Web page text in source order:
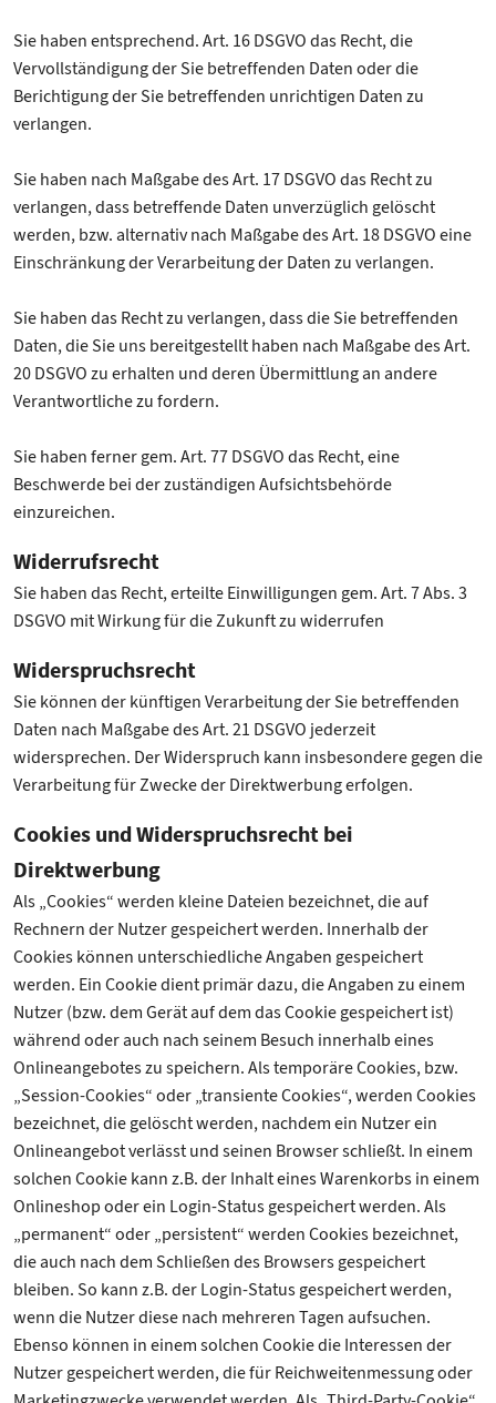
Sie haben entsprechend. Art. 16 DSGVO das Recht, die
Vervollständigung der Sie betreffenden Daten oder die
Berichtigung der Sie betreffenden unrichtigen Daten zu
verlangen.
Sie haben nach Maßgabe des Art. 17 DSGVO das Recht zu
verlangen, dass betreffende Daten unverzüglich gelöscht
werden, bzw. alternativ nach Maßgabe des Art. 18 DSGVO eine
Einschränkung der Verarbeitung der Daten zu verlangen.
Sie haben das Recht zu verlangen, dass die Sie betreffenden
Daten, die Sie uns bereitgestellt haben nach Maßgabe des Art.
20 DSGVO zu erhalten und deren Übermittlung an andere
Verantwortliche zu fordern.
Sie haben ferner gem. Art. 77 DSGVO das Recht, eine
Beschwerde bei der zuständigen Aufsichtsbehörde
einzureichen.
Widerrufsrecht
Sie haben das Recht, erteilte Einwilligungen gem. Art. 7 Abs. 3
DSGVO mit Wirkung für die Zukunft zu widerrufen
Widerspruchsrecht
Sie können der künftigen Verarbeitung der Sie betreffenden
Daten nach Maßgabe des Art. 21 DSGVO jederzeit
widersprechen. Der Widerspruch kann insbesondere gegen die
Verarbeitung für Zwecke der Direktwerbung erfolgen.
Cookies und Widerspruchsrecht bei
Direktwerbung
Als „Cookies“ werden kleine Dateien bezeichnet, die auf
Rechnern der Nutzer gespeichert werden. Innerhalb der
Cookies können unterschiedliche Angaben gespeichert
werden. Ein Cookie dient primär dazu, die Angaben zu einem
Nutzer (bzw. dem Gerät auf dem das Cookie gespeichert ist)
während oder auch nach seinem Besuch innerhalb eines
Onlineangebotes zu speichern. Als temporäre Cookies, bzw.
„Session-Cookies“ oder „transiente Cookies“, werden Cookies
bezeichnet, die gelöscht werden, nachdem ein Nutzer ein
Onlineangebot verlässt und seinen Browser schließt. In einem
solchen Cookie kann z.B. der Inhalt eines Warenkorbs in einem
Onlineshop oder ein Login-Status gespeichert werden. Als
„permanent“ oder „persistent“ werden Cookies bezeichnet,
die auch nach dem Schließen des Browsers gespeichert
bleiben. So kann z.B. der Login-Status gespeichert werden,
wenn die Nutzer diese nach mehreren Tagen aufsuchen.
Ebenso können in einem solchen Cookie die Interessen der
Nutzer gespeichert werden, die für Reichweitenmessung oder